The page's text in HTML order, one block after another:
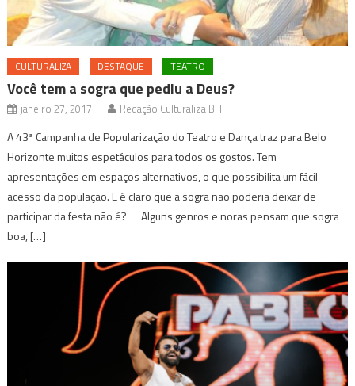
CULTURALIZA DESTAQUE TEATRO
Você tem a sogra que pediu a Deus?
janeiro 27, 2017 Redação Culturaliza BH
A 43ª Campanha de Popularização do Teatro e Dança traz para Belo
Horizonte muitos espetáculos para todos os gostos. Tem
apresentações em espaços alternativos, o que possibilita um fácil
acesso da população. E é claro que a sogra não poderia deixar de
participar da festa não é? Alguns genros e noras pensam que sogra
boa, […]